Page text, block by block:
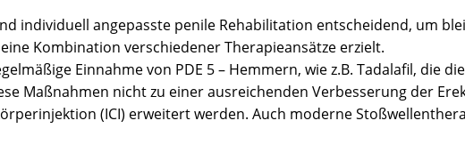
individuell angepasste penile Rehabilitation entscheidend, um
Kombination verschiedener Therapieansätze erzielt.
Einnahme von PDE 5 – Hemmern, wie z.B. Tadalafil,
Maßnahmen nicht zu einer ausreichenden Verbesserung der
(ICI) erweitert werden. Auch moderne